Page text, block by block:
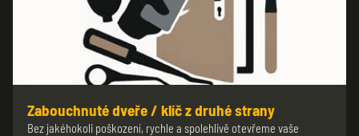
Zabouchnuté dveře / klíč z druhé strany
Bez jakéhokoli poškození, rychle a spolehlivě otevřeme vaše